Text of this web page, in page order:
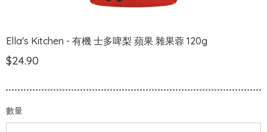
Ella's Kitchen - 有機 士多啤梨 蘋果 雜果蓉 120g
$24.90
數量